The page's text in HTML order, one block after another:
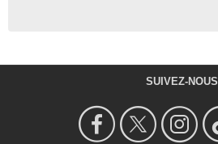
SUIVEZ-NOUS